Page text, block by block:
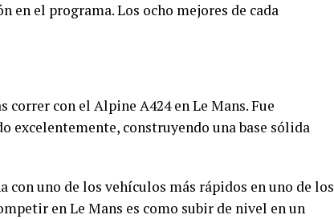
el programa. Los ocho mejores de cada
correr con el Alpine A424 en Le Mans. Fue
excelentemente, construyendo una base sólida
con uno de los vehículos más rápidos en uno de los
en Le Mans es como subir de nivel en un